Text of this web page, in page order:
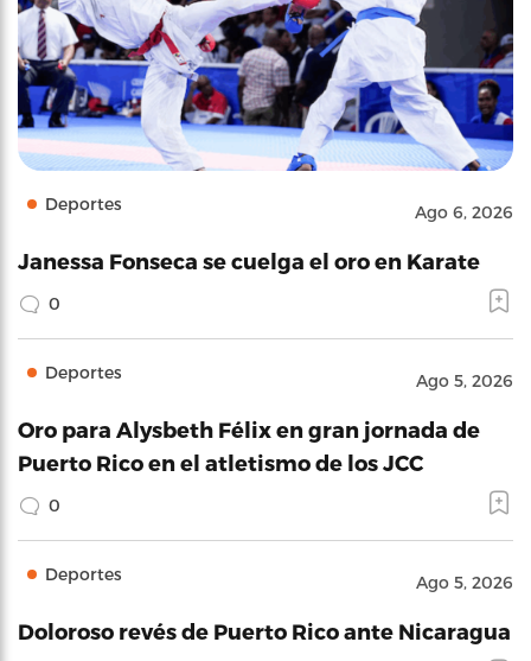
Deportes Ago 6, 2026
Janessa Fonseca se cuelga el oro en Karate
0
Deportes Ago 5, 2026
Oro para Alysbeth Félix en gran jornada de
Puerto Rico en el atletismo de los JCC
0
Deportes Ago 5, 2026
Doloroso revés de Puerto Rico ante Nicaragua